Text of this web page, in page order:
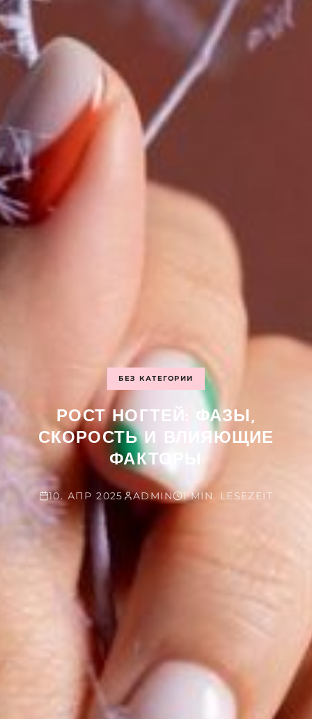
БЕЗ КАТЕГОРИИ
РОСТ НОГТЕЙ: ФАЗЫ,
СКОРОСТЬ И ВЛИЯЮЩИЕ
ФАКТОРЫ
10. АПР 2025 ADMIN 1 MIN. LESEZEIT